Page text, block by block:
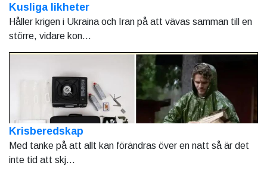
Kusliga likheter
Håller krigen i Ukraina och Iran på att vävas samman till en
större, vidare kon...
Krisberedskap
Med tanke på att allt kan förändras över en natt så är det
inte tid att skj...